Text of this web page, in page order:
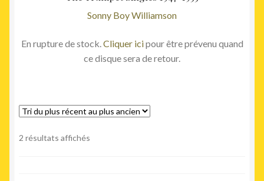
Sonny Boy Williamson
En rupture de stock. Cliquer icipour être prévenu quand
ce disque sera de retour.
2 résultats affichés